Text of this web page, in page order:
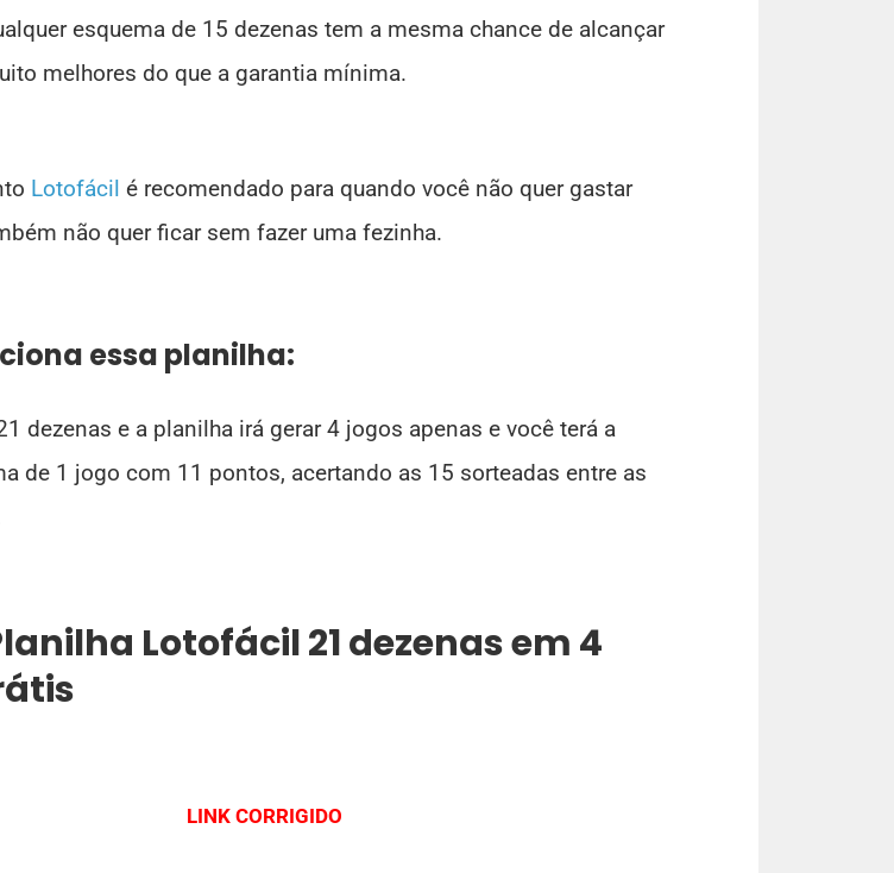
esquema de 15 dezenas tem a mesma chance de alcançar
melhores do que a garantia mínima.
Lotofácil é recomendado para quando você não quer gastar
não quer ficar sem fazer uma fezinha.
essa planilha:
dezenas e a planilha irá gerar 4 jogos apenas e você terá a
de 1 jogo com 11 pontos, acertando as 15 sorteadas entre as
Lotofácil 21 dezenas em 4
LINK CORRIGIDO